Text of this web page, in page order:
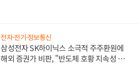
전자·전기·정보통신
삼성전자 SK하이닉스 소극적 주주환원에
해외 증권가 비판, "반도체 호황 지속성 의